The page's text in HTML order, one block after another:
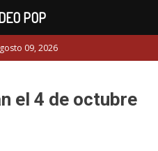
09, 2026
el 4 de octubre
POP